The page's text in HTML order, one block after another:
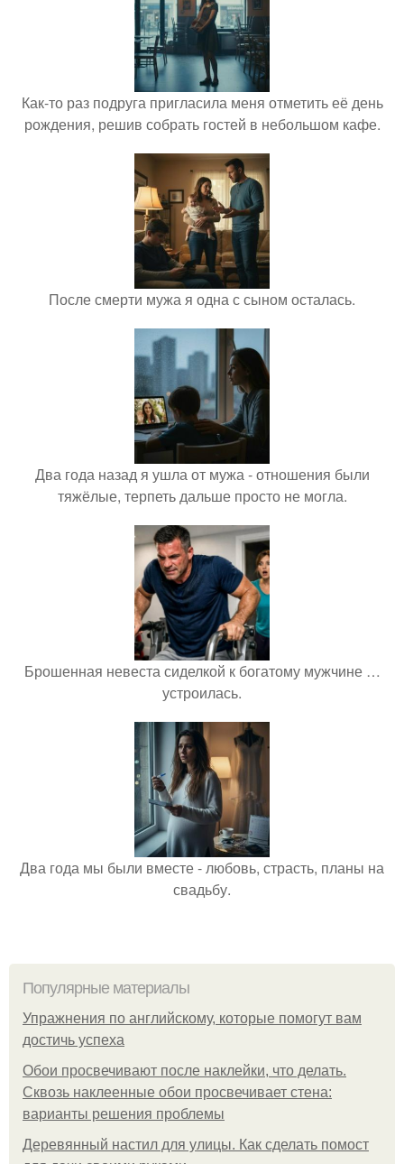
Как-то раз подруга пригласила меня отметить её день
рождения, решив собрать гостей в небольшом кафе.
После смерти мужа я одна с сыном осталась.
Два года назад я ушла от мужа - отношения были
тяжёлые, терпеть дальше просто не могла.
Брошенная невеста сиделкой к богатому мужчине …
устроилась.
Два года мы были вместе - любовь, страсть, планы на
свадьбу.
Популярные материалы
Упражнения по английскому, которые помогут вам
достичь успеха
Обои просвечивают после наклейки, что делать.
Сквозь наклеенные обои просвечивает стена:
варианты решения проблемы
Деревянный настил для улицы. Как сделать помост